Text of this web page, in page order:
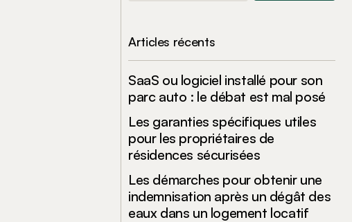
Articles récents
SaaS ou logiciel installé pour son
parc auto : le débat est mal posé
Les garanties spécifiques utiles
pour les propriétaires de
résidences sécurisées
Les démarches pour obtenir une
indemnisation après un dégât des
eaux dans un logement locatif